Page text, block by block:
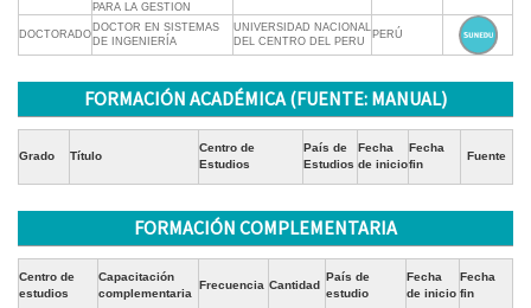
PARA LA GESTION
DOCTORADO
DOCTOR EN SISTEMAS
DE INGENIERÍA
UNIVERSIDAD NACIONAL
DEL CENTRO DEL PERU
PERÚ
FORMACIÓN ACADÉMICA (FUENTE: MANUAL)
Grado Título
Centro de
Estudios
País de
Estudios
Fecha
de inicio
Fecha
fin
Fuente
FORMACIÓN COMPLEMENTARIA
Centro de
estudios
Capacitación
complementaria
Frecuencia Cantidad
País de
estudio
Fecha
de inicio
Fecha
fin